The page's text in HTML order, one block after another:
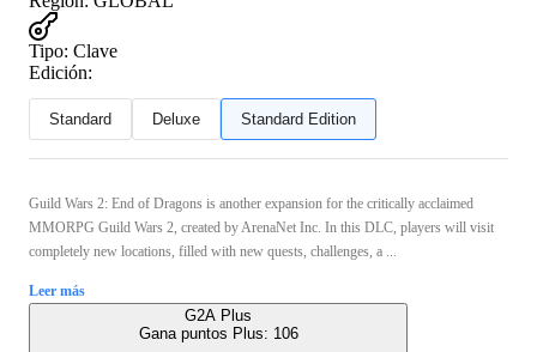
Tipo: Clave
Edición:
Standard Deluxe Standard Edition
Guild Wars 2: End of Dragons is another expansion for the critically acclaimed
MMORPG Guild Wars 2, created by ArenaNet Inc. In this DLC, players will visit
completely new locations, filled with new quests, challenges, a ...
Leer más
G2A Plus
Gana puntos Plus: 106